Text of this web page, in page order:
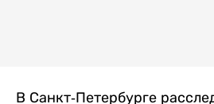
В Санкт-Петербурге